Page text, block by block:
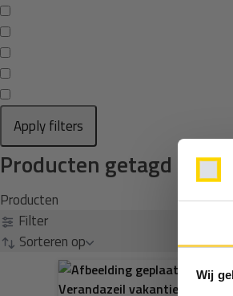
Wij
Apply filters
Producten getagd met
Producten
Filter
Sorteren op